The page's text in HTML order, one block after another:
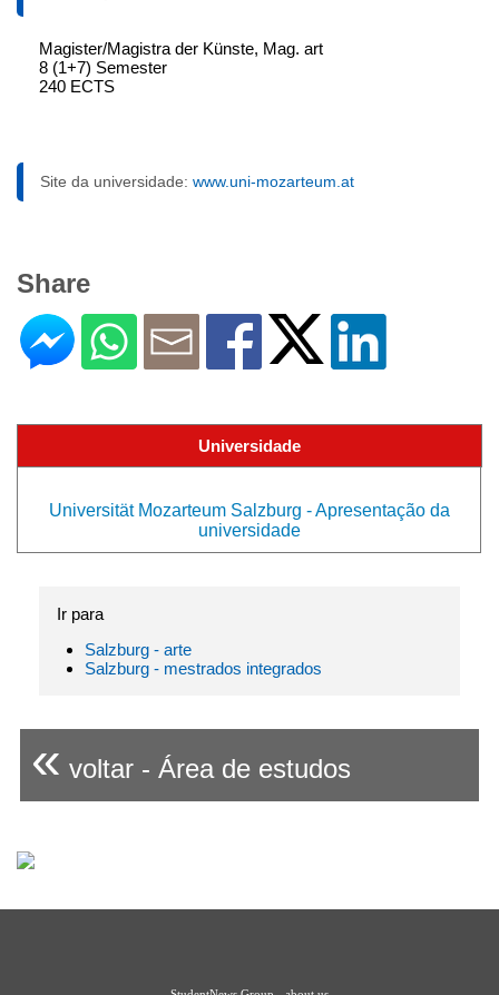
Magister/Magistra der Künste, Mag. art
8 (1+7) Semester
240 ECTS
Site da universidade: www.uni-mozarteum.at
Share
Universidade
Universität Mozarteum Salzburg - Apresentação da
universidade
Ir para
Salzburg - arte
Salzburg - mestrados integrados
« voltar - Área de estudos